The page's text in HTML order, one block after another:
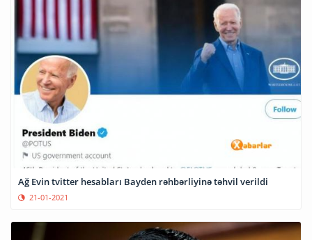
Ağ Evin tvitter hesabları Bayden rəhbərliyinə təhvil verildi
21-01-2021